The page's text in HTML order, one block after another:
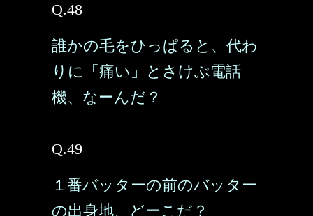
Q.48
誰かの毛をひっぱると、代わ
りに「痛い」とさけぶ電話
機、なーんだ？
Q.49
１番バッターの前のバッター
の出身地、どーこだ？